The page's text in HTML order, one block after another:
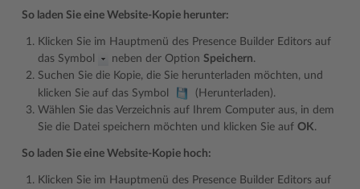
So laden Sie eine Website-Kopie herunter:
Klicken Sie im Hauptmenü des Presence Builder Editors auf
das Symbol
neben der Option Speichern.
Suchen Sie die Kopie, die Sie herunterladen möchten, und
klicken Sie auf das Symbol
(Herunterladen).
Wählen Sie das Verzeichnis auf Ihrem Computer aus, in dem
Sie die Datei speichern möchten und klicken Sie auf OK.
So laden Sie eine Website-Kopie hoch:
Klicken Sie im Hauptmenü des Presence Builder Editors auf